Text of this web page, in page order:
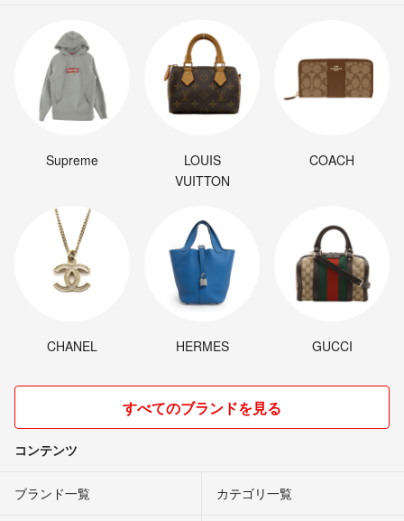
Supreme
LOUIS
VUITTON
COACH
CHANEL HERMES GUCCI
すべてのブランドを見る
コンテンツ
ブランド一覧 カテゴリ一覧